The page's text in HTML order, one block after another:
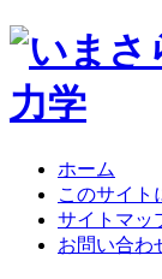
ホーム
このサイト
サイトマッ
お問い合わ